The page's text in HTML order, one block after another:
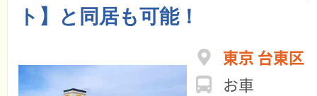
ト】と同居も可能！
東京 台東区
お車